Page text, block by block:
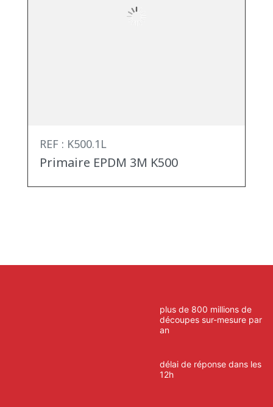
REF : K500.1L
Primaire EPDM 3M K500
plus de 800 millions de
découpes sur-mesure par
an
délai de réponse dans les
12h